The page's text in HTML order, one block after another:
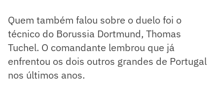
Quem também falou sobre o duelo foi o
técnico do Borussia Dortmund, Thomas
Tuchel. O comandante lembrou que já
enfrentou os dois outros grandes de Portugal
nos últimos anos.